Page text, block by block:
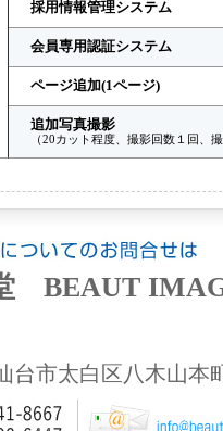
採用情報管理システム
会員専用認証システム
ページ追加(1ページ)
追加写真撮影
（20カット程度、撮影回数１回、
BEAUT
台市太白区八木山本